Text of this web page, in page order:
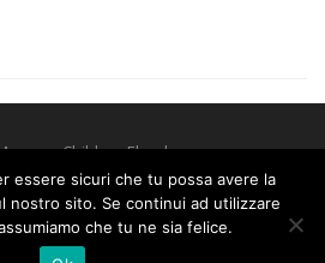
Children Ebook
essere sicuri che tu possa avere la
nostro sito. Se continui ad utilizzare
che tu ne sia felice.